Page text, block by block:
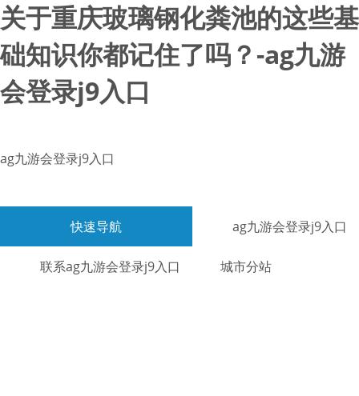
关于重庆玻璃钢化粪池的这些基
础知识你都记住了吗？-ag九游
会登录j9入口
ag九游会登录j9入口
快速导航 ag九游会登录j9入口
联系ag九游会登录j9入口 城市分站